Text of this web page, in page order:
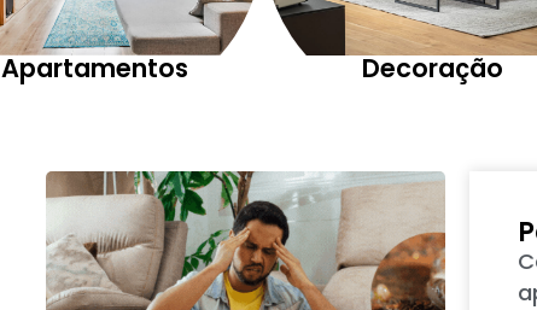
Apartamentos Decoração